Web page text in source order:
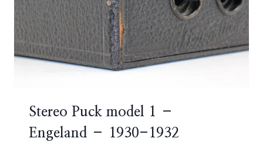
Stereo Puck model 1 –
Engeland – 1930-1932